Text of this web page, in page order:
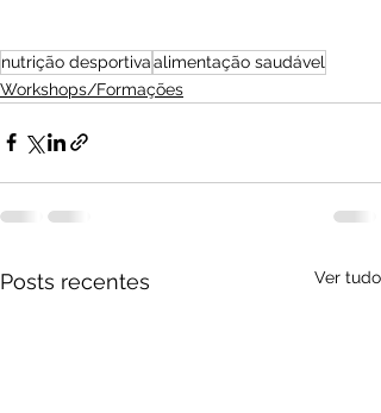
nutrição desportivaalimentação saudável
Workshops/Formações
Posts recentes Ver tudo